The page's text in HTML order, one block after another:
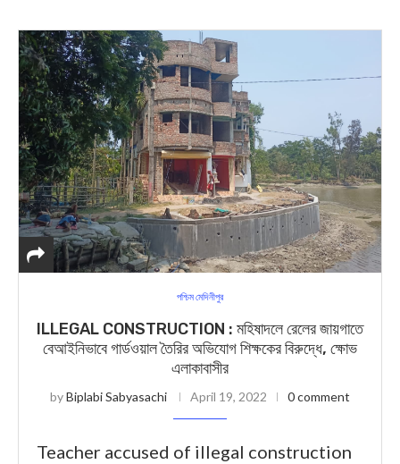
পশ্চিম মেদিনীপুর
ILLEGAL CONSTRUCTION : মহিষাদলে রেলের জায়গাতে
বেআইনিভাবে গার্ডওয়াল তৈরির অভিযোগ শিক্ষকের বিরুদ্ধে, ক্ষোভ
এলাকাবাসীর
byBiplabi Sabyasachi April 19, 2022 0 comment
Teacher accused of illegal construction